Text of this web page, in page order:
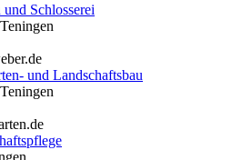
Schlosserei
und Landschaftsbau